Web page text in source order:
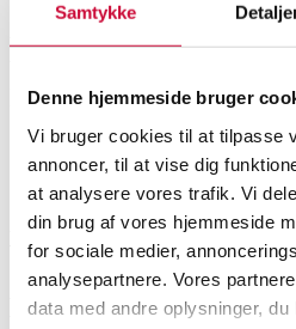
Samtykke
Denne hjemmeside bruger
Vi bruger cookies til at tilpasse
annoncer, til at vise dig
at analysere vores trafik. Vi
din brug af vores hjemmeside
for sociale medier,
analysepartnere. Vores
data med andre oplysninger,
Spiseborde, spisestuemøbler
Hans J. Wegner,
massivt egetræ,
SHOWROOMVURDERING
11.000
Beskrivelse